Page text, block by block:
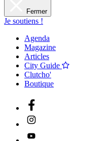
Fermer
Je soutiens !
Agenda
Magazine
Articles
City Guide
Clutcho'
Boutique